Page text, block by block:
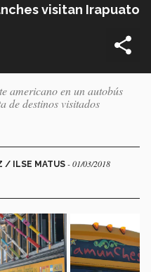
visitan Irapuato
americano en un autobús
de destinos visitados
/ ILSE MATUS - 01/03/2018